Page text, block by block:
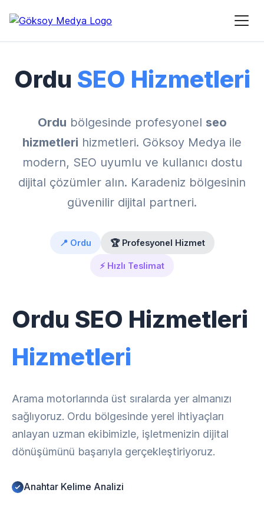
Ordu SEO Hizmetleri
Ordu bölgesinde profesyonel seo
hizmetleri hizmetleri. Göksoy Medya ile
modern, SEO uyumlu ve kullanıcı dostu
dijital çözümler alın. Karadeniz bölgesinin
güvenilir dijital partneri.
📍 Ordu 🏆 Profesyonel Hizmet
⚡ Hızlı Teslimat
Ordu SEO Hizmetleri
Hizmetleri
Arama motorlarında üst sıralarda yer almanızı
sağlıyoruz. Ordu bölgesinde yerel ihtiyaçları
anlayan uzman ekibimizle, işletmenizin dijital
dönüşümünü başarıyla gerçekleştiriyoruz.
Anahtar Kelime Analizi